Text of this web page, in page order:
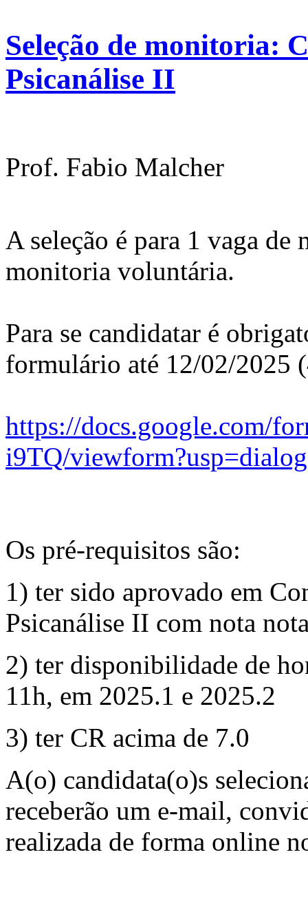
Seleção de monitoria:
Psicanálise II
Prof. Fabio Malcher
A seleção é para 1 vaga
monitoria voluntária.
Para se candidatar é
formulário até 12/02/2025
https://docs.google.com/
i9TQ/viewform?usp=dialog
Os pré-requisitos são:
1) ter sido aprovado em
Psicanálise II com nota
2) ter disponibilidade de
11h, em 2025.1 e 2025.2
3) ter CR acima de 7.0
A(o) candidata(o)s
receberão um e-mail,
realizada de forma online